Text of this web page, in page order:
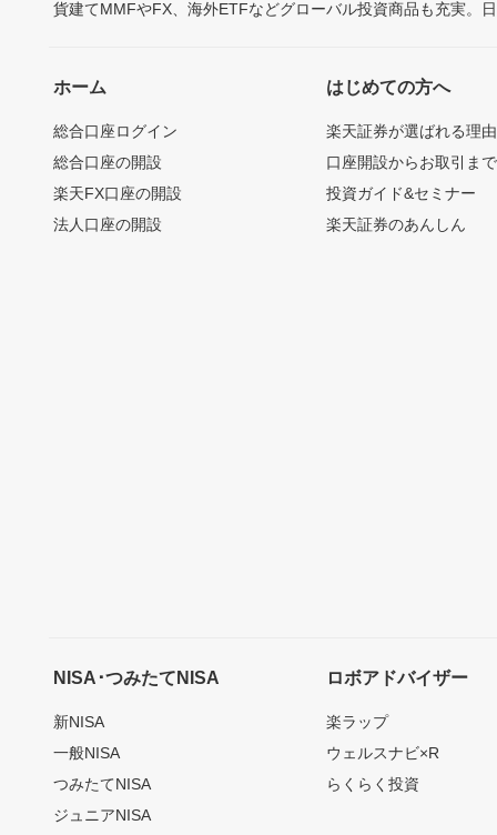
貨建てMMFやFX、海外ETFなどグローバル投資商品も充実。
ホーム
総合口座ログイン
総合口座の開設
楽天FX口座の開設
法人口座の開設
はじめての方へ
楽天証券が選ばれる理由
口座開設からお取引ま
投資ガイド&セミナー
楽天証券のあんしん
NISA･つみたてNISA
新NISA
一般NISA
つみたてNISA
ジュニアNISA
ロボアドバイザー
楽ラップ
ウェルスナビ×R
らくらく投資